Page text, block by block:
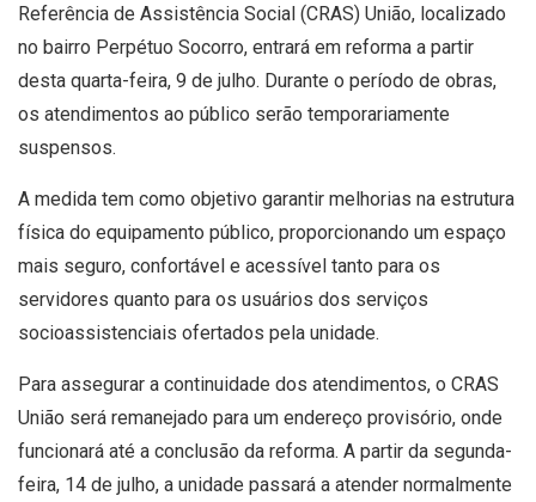
Referência de Assistência Social (CRAS) União, localizado
no bairro Perpétuo Socorro, entrará em reforma a partir
desta quarta-feira, 9 de julho. Durante o período de obras,
os atendimentos ao público serão temporariamente
suspensos.
A medida tem como objetivo garantir melhorias na estrutura
física do equipamento público, proporcionando um espaço
mais seguro, confortável e acessível tanto para os
servidores quanto para os usuários dos serviços
socioassistenciais ofertados pela unidade.
Para assegurar a continuidade dos atendimentos, o CRAS
União será remanejado para um endereço provisório, onde
funcionará até a conclusão da reforma. A partir da segunda-
feira, 14 de julho, a unidade passará a atender normalmente